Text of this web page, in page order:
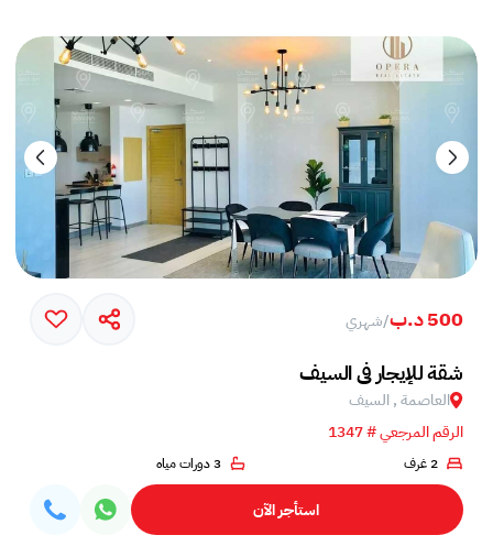
500 د.ب /شهري
شقة للإيجار في السيف
العاصمة , السيف
الرقم المرجعي # 1347
2 غرف 3 دورات مياه
استأجر الآن